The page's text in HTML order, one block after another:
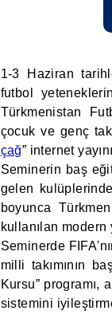
1-3 Haziran
futbol
Türkmenistan
çocuk ve genç
çağ” internet
Seminerin baş
gelen
boyunca
kullanılan
Seminerde
milli takımının
Kursu” programı,
sistemini